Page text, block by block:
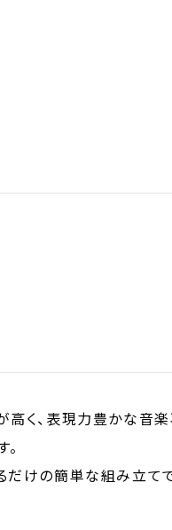
く、表現力豊かな音楽
だけの簡単な組み立